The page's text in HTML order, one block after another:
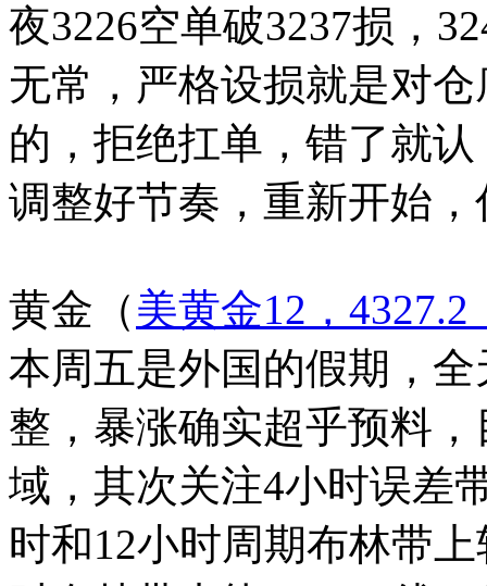
夜3226空单破3237损，
无常，严格设损就是对
的，拒绝扛单，错了就
调整好节奏，重新开始
黄金 （美黄金12，4327.2
本周五是外国的假期，
整，暴涨确实超乎预料
域，其次关注4小时误差
时和12小时周期布林带